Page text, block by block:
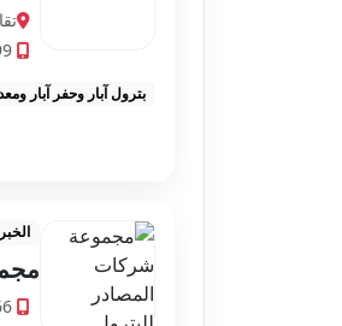
بترول آبار وحفر آبار
الخبر